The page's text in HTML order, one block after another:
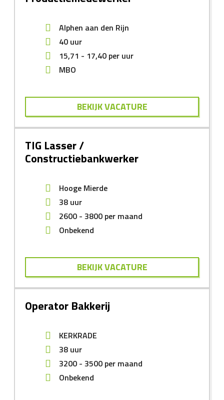
Alphen aan den Rijn
40 uur
15,71 - 17,40 per uur
MBO
BEKIJK VACATURE
TIG Lasser /
Constructiebankwerker
Hooge Mierde
38 uur
2600 - 3800 per maand
Onbekend
BEKIJK VACATURE
Operator Bakkerij
KERKRADE
38 uur
3200 - 3500 per maand
Onbekend